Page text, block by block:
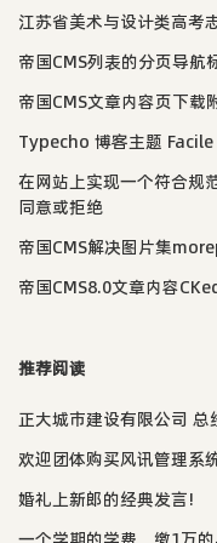
江苏省美术与设计类高考
帝国CMS列表的分页导
帝国CMS文章内容页下载
Typecho 博客主题 Facile
在网站上实现一个符合规
同意或拒绝
帝国CMS解决图片集
帝国CMS8.0文章内容
推荐阅读
正大城市建设有限公司 总
欢迎团体购买风讯管理系
婚礼上新郎的经典发言!